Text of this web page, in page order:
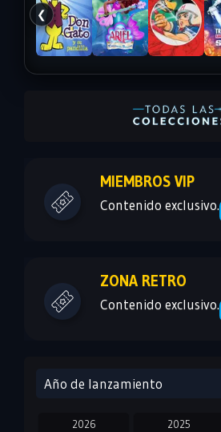
❮
MIEMBROS VIP
Contenido exclusivo.
ZONA RETRO
Contenido exclusivo.
Año de lanzamiento
2026 2025